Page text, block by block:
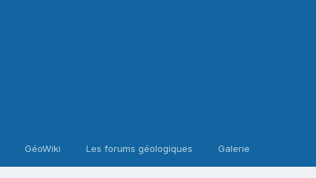
GéoWiki Les forums géologiques Galerie